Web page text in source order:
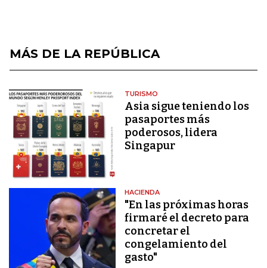
MÁS DE LA REPÚBLICA
TURISMO
Asia sigue teniendo los
pasaportes más
poderosos, lidera
Singapur
HACIENDA
"En las próximas horas
firmaré el decreto para
concretar el
congelamiento del
gasto"